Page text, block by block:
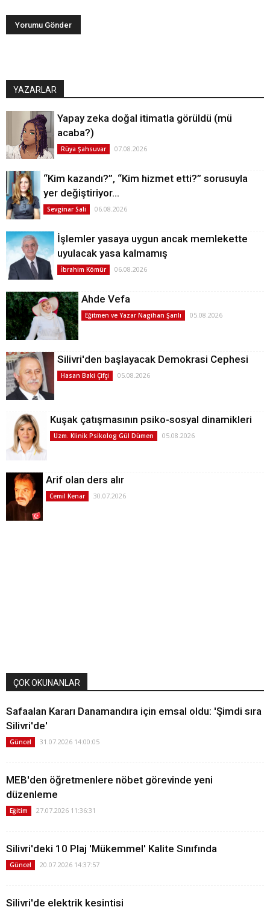
YAZARLAR
Yapay zeka doğal itimatla görüldü (mü
acaba?)
Rüya Şahsuvar 07.08.2026
“Kim kazandı?”, “Kim hizmet etti?” sorusuyla
yer değiştiriyor…
Sevginar Sali 06.08.2026
İşlemler yasaya uygun ancak memlekette
uyulacak yasa kalmamış
İbrahim Kömür 06.08.2026
Ahde Vefa
Eğitmen ve Yazar Nagihan Şanlı 05.08.2026
Silivri'den başlayacak Demokrasi Cephesi
Hasan Baki Çifçi 05.08.2026
Kuşak çatışmasının psiko-sosyal dinamikleri
Uzm. Klinik Psikolog Gül Dümen 05.08.2026
Arif olan ders alır
Cemil Kenar 30.07.2026
ÇOK OKUNANLAR
Safaalan Kararı Danamandıra için emsal oldu: 'Şimdi sıra
Silivri'de'
Güncel 31.07.2026 14:00:05
MEB'den öğretmenlere nöbet görevinde yeni
düzenleme
Eğitim 27.07.2026 11:36:31
Silivri'deki 10 Plaj 'Mükemmel' Kalite Sınıfında
Güncel 20.07.2026 14:37:57
Silivri'de elektrik kesintisi